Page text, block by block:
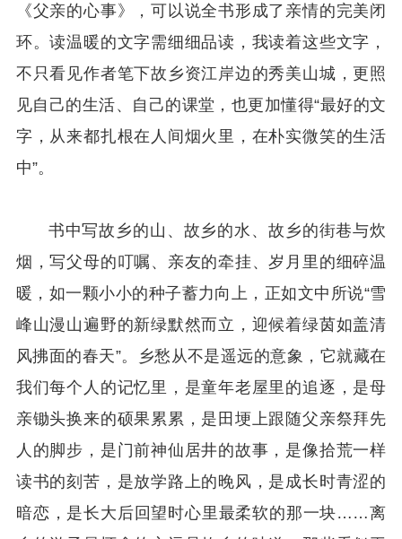
《父亲的心事》，可以说全书形成了亲情的完美闭
环。读温暖的文字需细细品读，我读着这些文字，
不只看见作者笔下故乡资江岸边的秀美山城，更照
见自己的生活、自己的课堂，也更加懂得“最好的文
字，从来都扎根在人间烟火里，在朴实微笑的生活
中”。
书中写故乡的山、故乡的水、故乡的街巷与炊
烟，写父母的叮嘱、亲友的牵挂、岁月里的细碎温
暖，如一颗小小的种子蓄力向上，正如文中所说“雪
峰山漫山遍野的新绿默然而立，迎候着绿茵如盖清
风拂面的春天”。乡愁从不是遥远的意象，它就藏在
我们每个人的记忆里，是童年老屋里的追逐，是母
亲锄头换来的硕果累累，是田埂上跟随父亲祭拜先
人的脚步，是门前神仙居井的故事，是像拾荒一样
读书的刻苦，是放学路上的晚风，是成长时青涩的
暗恋，是长大后回望时心里最柔软的那一块……离